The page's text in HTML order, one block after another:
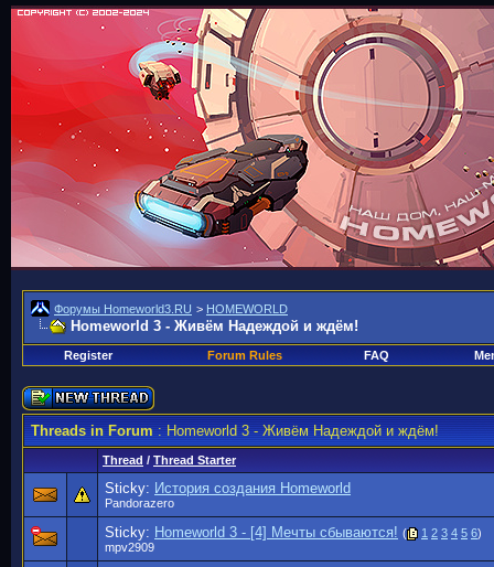
Форумы Homeworld3.RU > HOMEWORLD
Homeworld 3 - Живём Надеждой и ждём!
Register Forum Rules FAQ
Threads in Forum: Homeworld 3 - Живём Надеждой и ждём!
Thread / Thread Starter
Sticky: История создания Homeworld
Pandorazero
Sticky: Homeworld 3 - [4] Мечты сбываются! ( 1 2 3 4 5 6)
mpv2909